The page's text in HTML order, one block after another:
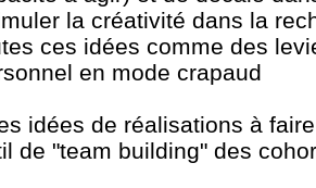
la créativité dans la
ces idées comme des
en mode crapaud
idées de réalisations à
de "team building" des